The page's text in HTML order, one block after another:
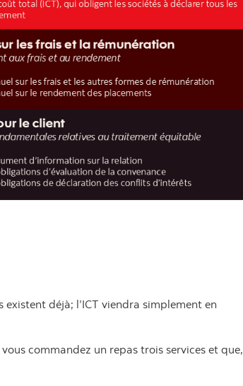
existent déjà; l’ICT viendra simplement en
commandez un repas trois services et que,